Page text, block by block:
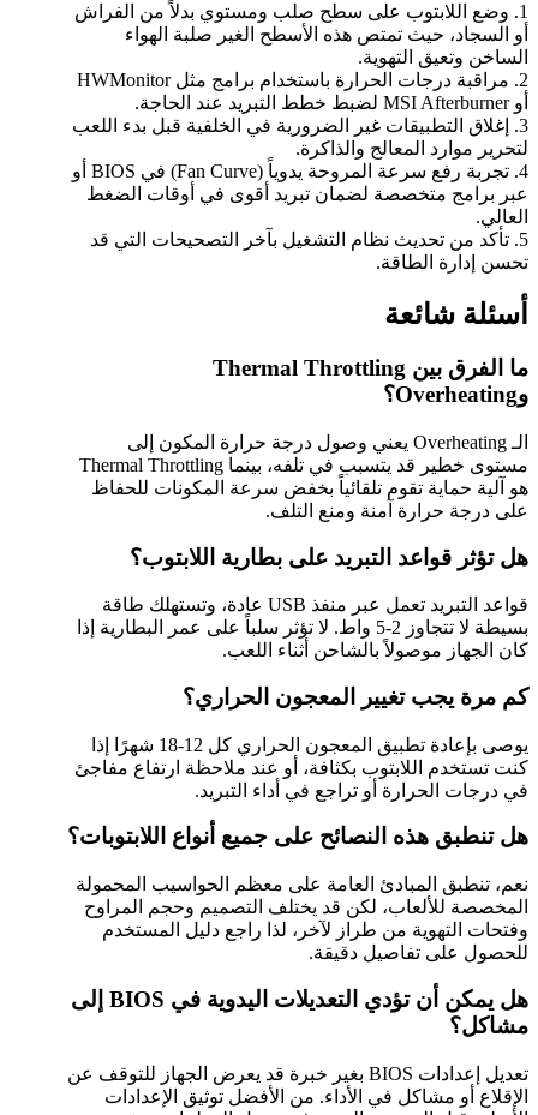
1. وضع اللابتوب على سطح صلب ومستوي بدلاً من الفراش
أو السجاد، حيث تمتص هذه الأسطح الغير صلبة الهواء
الساخن وتعيق التهوية.
2. مراقبة درجات الحرارة باستخدام برامج مثل HWMonitor
أو MSI Afterburner لضبط خطط التبريد عند الحاجة.
3. إغلاق التطبيقات غير الضرورية في الخلفية قبل بدء اللعب
لتحرير موارد المعالج والذاكرة.
4. تجربة رفع سرعة المروحة يدوياً (Fan Curve) في BIOS أو
عبر برامج متخصصة لضمان تبريد أقوى في أوقات الضغط
العالي.
5. تأكد من تحديث نظام التشغيل بآخر التصحيحات التي قد
تحسن إدارة الطاقة.
أسئلة شائعة
ما الفرق بين Thermal Throttling
وOverheating؟
الـ Overheating يعني وصول درجة حرارة المكون إلى
مستوى خطير قد يتسبب في تلفه، بينما Thermal Throttling
هو آلية حماية تقوم تلقائياً بخفض سرعة المكونات للحفاظ
على درجة حرارة آمنة ومنع التلف.
هل تؤثر قواعد التبريد على بطارية اللابتوب؟
قواعد التبريد تعمل عبر منفذ USB عادة، وتستهلك طاقة
بسيطة لا تتجاوز 2-5 واط. لا تؤثر سلباً على عمر البطارية إذا
كان الجهاز موصولاً بالشاحن أثناء اللعب.
كم مرة يجب تغيير المعجون الحراري؟
يوصى بإعادة تطبيق المعجون الحراري كل 12-18 شهرًا إذا
كنت تستخدم اللابتوب بكثافة، أو عند ملاحظة ارتفاع مفاجئ
في درجات الحرارة أو تراجع في أداء التبريد.
هل تنطبق هذه النصائح على جميع أنواع اللابتوبات؟
نعم، تنطبق المبادئ العامة على معظم الحواسيب المحمولة
المخصصة للألعاب، لكن قد يختلف التصميم وحجم المراوح
وفتحات التهوية من طراز لآخر، لذا راجع دليل المستخدم
للحصول على تفاصيل دقيقة.
هل يمكن أن تؤدي التعديلات اليدوية في BIOS إلى
مشاكل؟
تعديل إعدادات BIOS بغير خبرة قد يعرض الجهاز للتوقف عن
الإقلاع أو مشاكل في الأداء. من الأفضل توثيق الإعدادات